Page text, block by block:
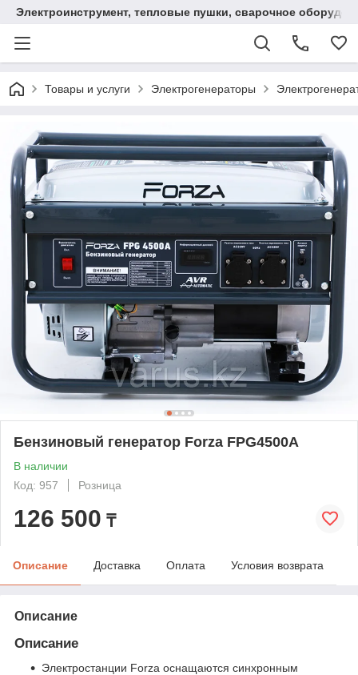
Электроинструмент, тепловые пушки, сварочное
Товары и услуги Электрогенераторы
Бензиновый генератор Forza FPG4500A
В наличии
Код: 957
Розница
126 500 ₸
Описание Доставка Оплата Условия возврата
Описание
Описание
Электростанции Forza оснащаются синхронным